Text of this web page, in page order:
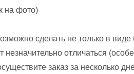
на фото)
сделать не только в виде
незначительно отличаться
заказ за несколько